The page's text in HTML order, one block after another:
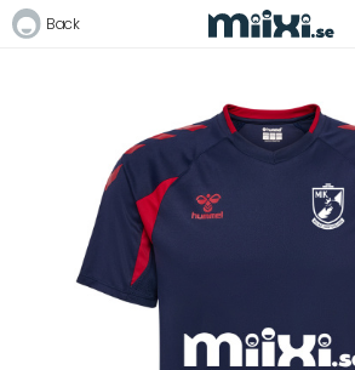
E-postadress
Lösenord
Logga in
Back